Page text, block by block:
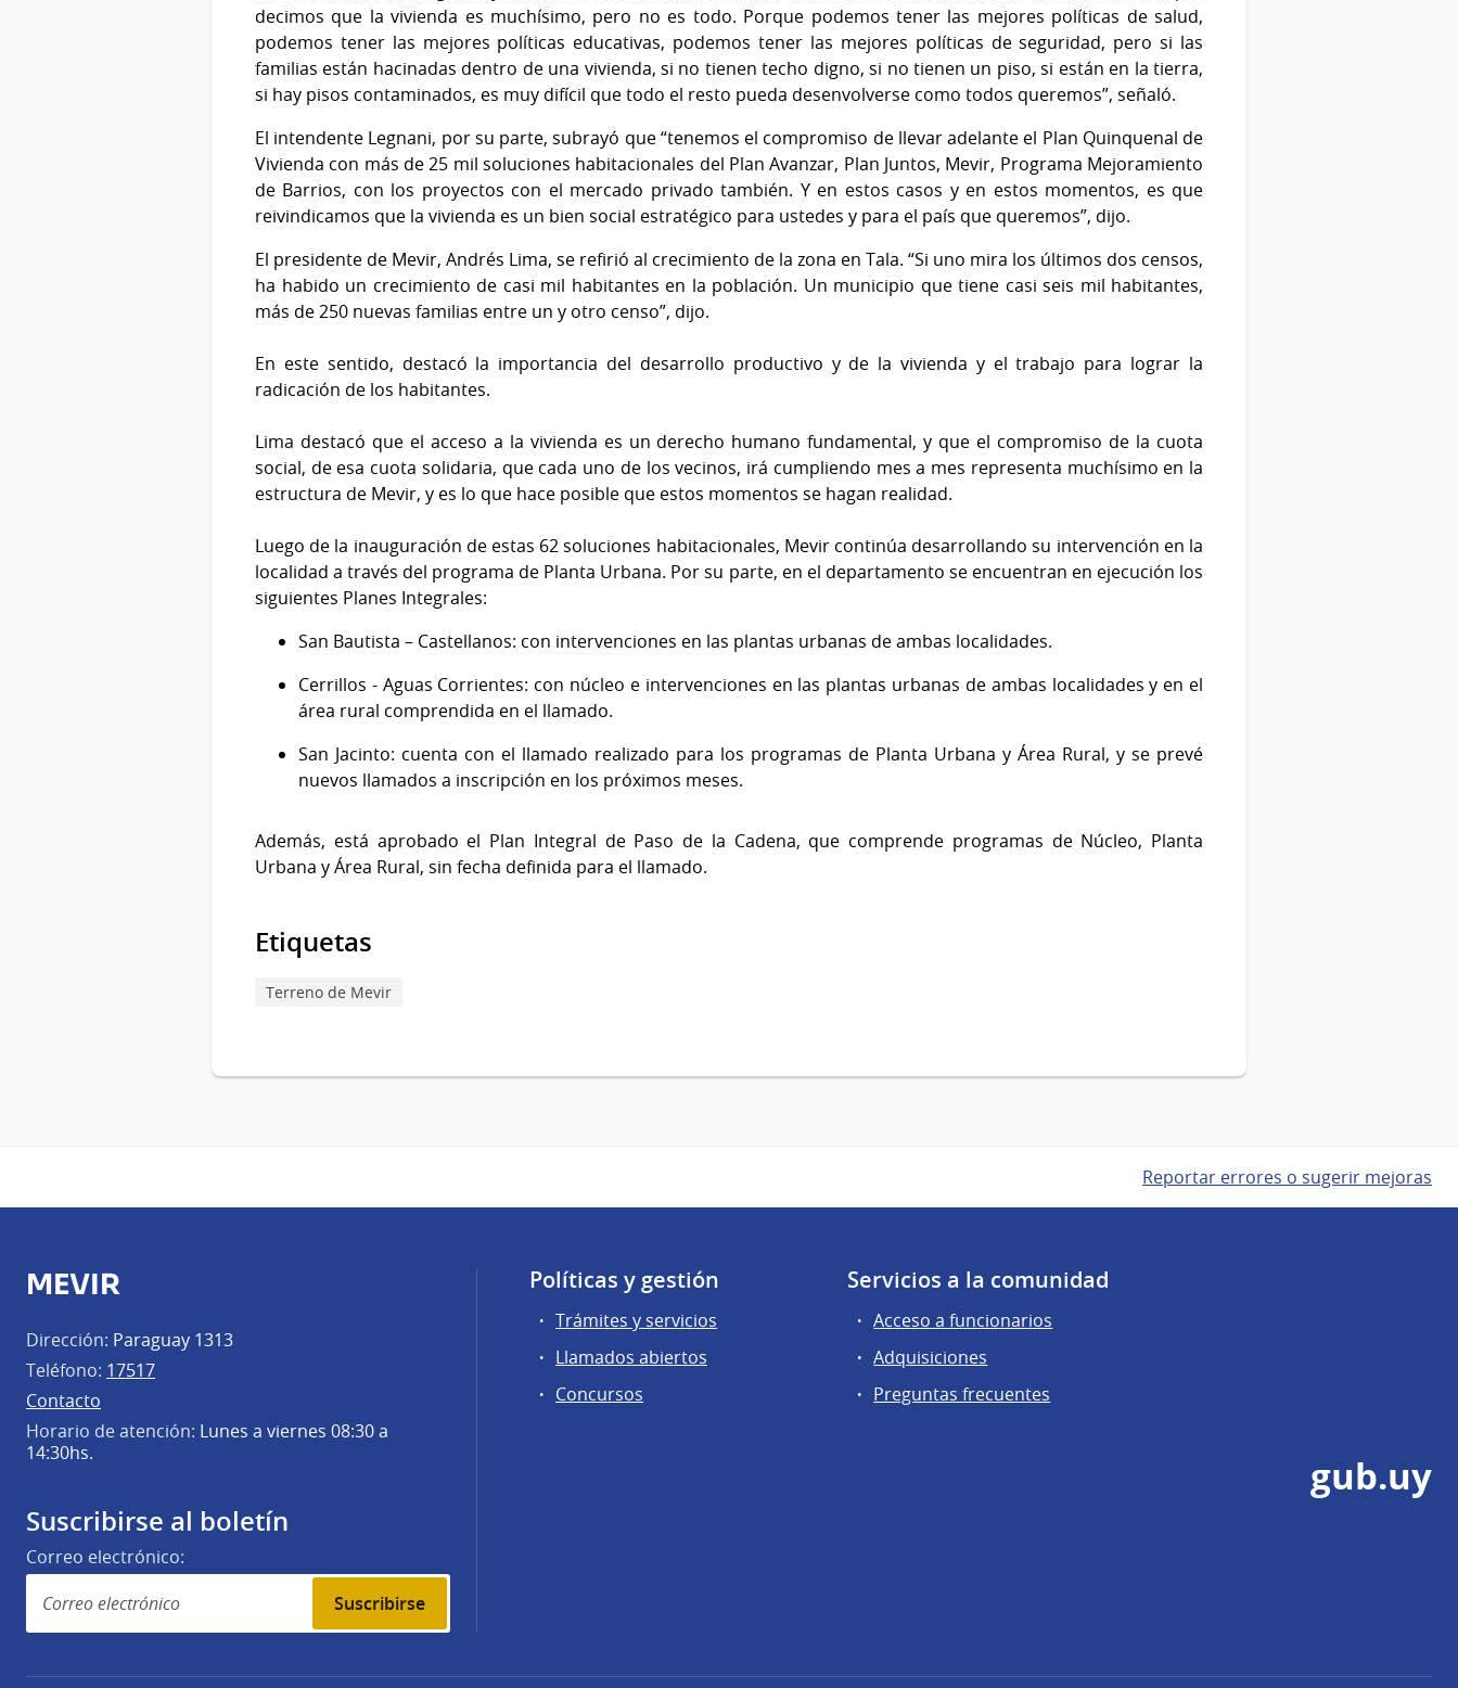
decimos que la vivienda es muchísimo, pero no es todo. Porque podemos tener las mejores políticas de salud,
podemos tener las mejores políticas educativas, podemos tener las mejores políticas de seguridad, pero si las
familias están hacinadas dentro de una vivienda, si no tienen techo digno, si no tienen un piso, si están en la tierra,
si hay pisos contaminados, es muy difícil que todo el resto pueda desenvolverse como todos queremos”, señaló.
El intendente Legnani, por su parte, subrayó que “tenemos el compromiso de llevar adelante el Plan Quinquenal de
Vivienda con más de 25 mil soluciones habitacionales del Plan Avanzar, Plan Juntos, Mevir, Programa Mejoramiento
de Barrios, con los proyectos con el mercado privado también. Y en estos casos y en estos momentos, es que
reivindicamos que la vivienda es un bien social estratégico para ustedes y para el país que queremos”, dijo.
El presidente de Mevir, Andrés Lima, se refirió al crecimiento de la zona en Tala. “Si uno mira los últimos dos censos,
ha habido un crecimiento de casi mil habitantes en la población. Un municipio que tiene casi seis mil habitantes,
más de 250 nuevas familias entre un y otro censo”, dijo.
En este sentido, destacó la importancia del desarrollo productivo y de la vivienda y el trabajo para lograr la
radicación de los habitantes.
Lima destacó que el acceso a la vivienda es un derecho humano fundamental, y que el compromiso de la cuota
social, de esa cuota solidaria, que cada uno de los vecinos, irá cumpliendo mes a mes representa muchísimo en la
estructura de Mevir, y es lo que hace posible que estos momentos se hagan realidad.
Luego de la inauguración de estas 62 soluciones habitacionales, Mevir continúa desarrollando su intervención en la
localidad a través del programa de Planta Urbana. Por su parte, en el departamento se encuentran en ejecución los
siguientes Planes Integrales:
San Bautista – Castellanos: con intervenciones en las plantas urbanas de ambas localidades.
Cerrillos - Aguas Corrientes: con núcleo e intervenciones en las plantas urbanas de ambas localidades y en el
área rural comprendida en el llamado.
San Jacinto: cuenta con el llamado realizado para los programas de Planta Urbana y Área Rural, y se prevé
nuevos llamados a inscripción en los próximos meses.
Además, está aprobado el Plan Integral de Paso de la Cadena, que comprende programas de Núcleo, Planta
Urbana y Área Rural, sin fecha definida para el llamado.
Etiquetas
Terreno de Mevir
Reportar errores o sugerir mejoras
MEVIR
Dirección: Paraguay 1313
Teléfono: 17517
Contacto
Horario de atención: Lunes a viernes 08:30 a
14:30hs.
Suscribirse al boletín
Correo electrónico:
Suscribirse
Políticas y gestión
Trámites y servicios
Llamados abiertos
Concursos
Servicios a la comunidad
Acceso a funcionarios
Adquisiciones
Preguntas frecuentes
gub.uy